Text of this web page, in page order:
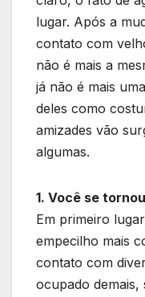
lugar. Após a
contato com
não é mais a
já não é mais
deles como
amizades vão
algumas.
1. Você se
Em primeiro
empecilho mais
contato com
ocupado demais,